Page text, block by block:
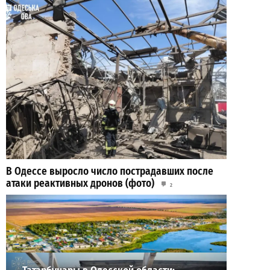
В Одессе выросло число пострадавших после
атаки реактивных дронов (фото)
2
2026-07-24
ВИБОР РЕДАКЦИИ